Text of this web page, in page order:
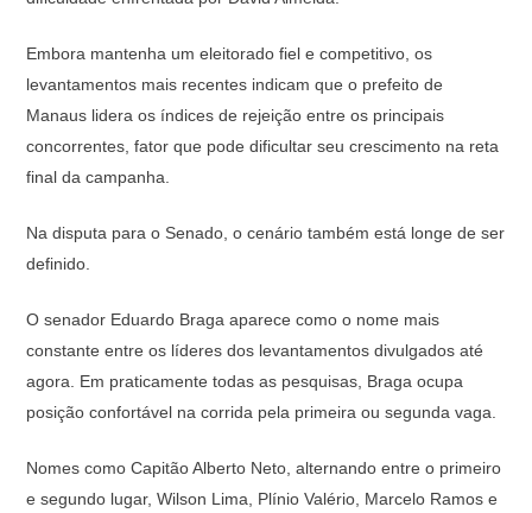
Embora mantenha um eleitorado fiel e competitivo, os
levantamentos mais recentes indicam que o prefeito de
Manaus lidera os índices de rejeição entre os principais
concorrentes, fator que pode dificultar seu crescimento na reta
final da campanha.
Na disputa para o Senado, o cenário também está longe de ser
definido.
O senador Eduardo Braga aparece como o nome mais
constante entre os líderes dos levantamentos divulgados até
agora. Em praticamente todas as pesquisas, Braga ocupa
posição confortável na corrida pela primeira ou segunda vaga.
Nomes como Capitão Alberto Neto, alternando entre o primeiro
e segundo lugar, Wilson Lima, Plínio Valério, Marcelo Ramos e